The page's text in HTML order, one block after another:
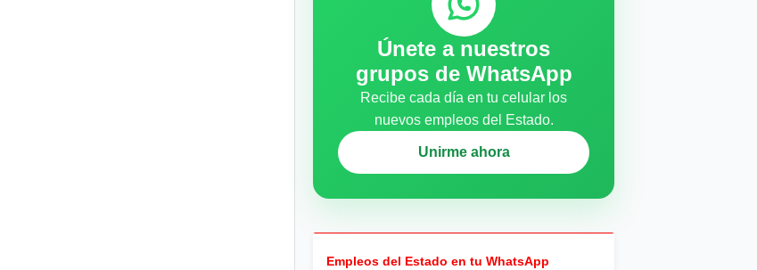
Únete a nuestros
grupos de WhatsApp
Recibe cada día en tu celular los
nuevos empleos del Estado.
Unirme ahora
Empleos del Estado en tu WhatsApp